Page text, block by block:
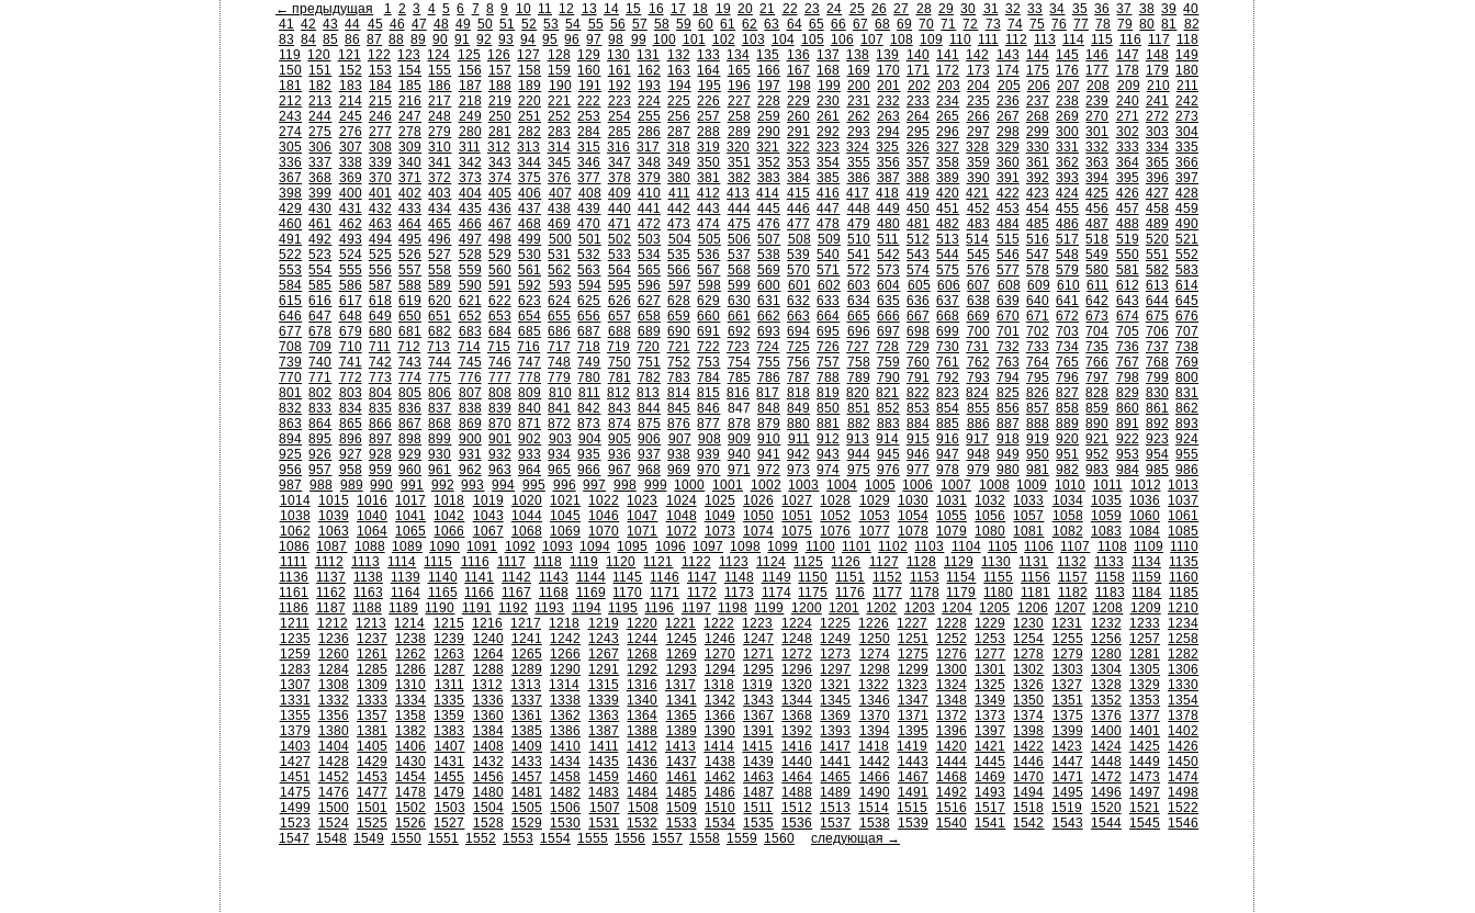
← предыдущая 1 2 3 4 5 6 7 8 9 10 11 12 13 14 15 16 17 18 19 20 21 22 23 24 25 26 27 28 29 30 31 32 33 34 35 36 37 38 39 40
41 42 43 44 45 46 47 48 49 50 51 52 53 54 55 56 57 58 59 60 61 62 63 64 65 66 67 68 69 70 71 72 73 74 75 76 77 78 79 80 81 82
83 84 85 86 87 88 89 90 91 92 93 94 95 96 97 98 99 100 101 102 103 104 105 106 107 108 109 110 111 112 113 114 115 116 117 118
119 120 121 122 123 124 125 126 127 128 129 130 131 132 133 134 135 136 137 138 139 140 141 142 143 144 145 146 147 148 149
150 151 152 153 154 155 156 157 158 159 160 161 162 163 164 165 166 167 168 169 170 171 172 173 174 175 176 177 178 179 180
181 182 183 184 185 186 187 188 189 190 191 192 193 194 195 196 197 198 199 200 201 202 203 204 205 206 207 208 209 210 211
212 213 214 215 216 217 218 219 220 221 222 223 224 225 226 227 228 229 230 231 232 233 234 235 236 237 238 239 240 241 242
243 244 245 246 247 248 249 250 251 252 253 254 255 256 257 258 259 260 261 262 263 264 265 266 267 268 269 270 271 272 273
274 275 276 277 278 279 280 281 282 283 284 285 286 287 288 289 290 291 292 293 294 295 296 297 298 299 300 301 302 303 304
305 306 307 308 309 310 311 312 313 314 315 316 317 318 319 320 321 322 323 324 325 326 327 328 329 330 331 332 333 334 335
336 337 338 339 340 341 342 343 344 345 346 347 348 349 350 351 352 353 354 355 356 357 358 359 360 361 362 363 364 365 366
367 368 369 370 371 372 373 374 375 376 377 378 379 380 381 382 383 384 385 386 387 388 389 390 391 392 393 394 395 396 397
398 399 400 401 402 403 404 405 406 407 408 409 410 411 412 413 414 415 416 417 418 419 420 421 422 423 424 425 426 427 428
429 430 431 432 433 434 435 436 437 438 439 440 441 442 443 444 445 446 447 448 449 450 451 452 453 454 455 456 457 458 459
460 461 462 463 464 465 466 467 468 469 470 471 472 473 474 475 476 477 478 479 480 481 482 483 484 485 486 487 488 489 490
491 492 493 494 495 496 497 498 499 500 501 502 503 504 505 506 507 508 509 510 511 512 513 514 515 516 517 518 519 520 521
522 523 524 525 526 527 528 529 530 531 532 533 534 535 536 537 538 539 540 541 542 543 544 545 546 547 548 549 550 551 552
553 554 555 556 557 558 559 560 561 562 563 564 565 566 567 568 569 570 571 572 573 574 575 576 577 578 579 580 581 582 583
584 585 586 587 588 589 590 591 592 593 594 595 596 597 598 599 600 601 602 603 604 605 606 607 608 609 610 611 612 613 614
615 616 617 618 619 620 621 622 623 624 625 626 627 628 629 630 631 632 633 634 635 636 637 638 639 640 641 642 643 644 645
646 647 648 649 650 651 652 653 654 655 656 657 658 659 660 661 662 663 664 665 666 667 668 669 670 671 672 673 674 675 676
677 678 679 680 681 682 683 684 685 686 687 688 689 690 691 692 693 694 695 696 697 698 699 700 701 702 703 704 705 706 707
708 709 710 711 712 713 714 715 716 717 718 719 720 721 722 723 724 725 726 727 728 729 730 731 732 733 734 735 736 737 738
739 740 741 742 743 744 745 746 747 748 749 750 751 752 753 754 755 756 757 758 759 760 761 762 763 764 765 766 767 768 769
770 771 772 773 774 775 776 777 778 779 780 781 782 783 784 785 786 787 788 789 790 791 792 793 794 795 796 797 798 799 800
801 802 803 804 805 806 807 808 809 810 811 812 813 814 815 816 817 818 819 820 821 822 823 824 825 826 827 828 829 830 831
832 833 834 835 836 837 838 839 840 841 842 843 844 845 846 847 848 849 850 851 852 853 854 855 856 857 858 859 860 861 862
863 864 865 866 867 868 869 870 871 872 873 874 875 876 877 878 879 880 881 882 883 884 885 886 887 888 889 890 891 892 893
894 895 896 897 898 899 900 901 902 903 904 905 906 907 908 909 910 911 912 913 914 915 916 917 918 919 920 921 922 923 924
925 926 927 928 929 930 931 932 933 934 935 936 937 938 939 940 941 942 943 944 945 946 947 948 949 950 951 952 953 954 955
956 957 958 959 960 961 962 963 964 965 966 967 968 969 970 971 972 973 974 975 976 977 978 979 980 981 982 983 984 985 986
987 988 989 990 991 992 993 994 995 996 997 998 999 1000 1001 1002 1003 1004 1005 1006 1007 1008 1009 1010 1011 1012 1013
1014 1015 1016 1017 1018 1019 1020 1021 1022 1023 1024 1025 1026 1027 1028 1029 1030 1031 1032 1033 1034 1035 1036
1037
1038 1039 1040 1041 1042 1043 1044 1045 1046 1047 1048 1049 1050 1051 1052 1053 1054 1055 1056 1057 1058 1059 1060 1061
1062
1063 1064 1065 1066 1067 1068 1069 1070 1071 1072 1073 1074 1075 1076 1077 1078 1079 1080 1081 1082 1083 1084 1085
1086 1087 1088 1089 1090 1091 1092 1093 1094 1095 1096 1097 1098 1099 1100 1101 1102 1103 1104 1105 1106 1107 1108 1109 1110
1111
1112 1113 1114 1115 1116 1117 1118 1119 1120 1121 1122 1123 1124 1125 1126 1127 1128 1129 1130 1131 1132 1133 1134 1135
1136
1137 1138 1139 1140 1141 1142 1143 1144 1145 1146 1147 1148 1149 1150 1151 1152 1153 1154 1155 1156 1157 1158 1159 1160
1161
1162 1163 1164 1165 1166 1167 1168 1169 1170 1171 1172 1173 1174 1175 1176 1177 1178 1179 1180 1181 1182 1183 1184 1185
1186
1187 1188 1189 1190 1191 1192 1193 1194 1195 1196 1197 1198 1199 1200 1201 1202 1203 1204 1205 1206 1207 1208 1209 1210
1211
1212 1213 1214 1215 1216 1217 1218 1219 1220 1221 1222 1223 1224 1225 1226 1227 1228 1229 1230 1231 1232 1233 1234
1235 1236 1237 1238 1239 1240 1241 1242 1243 1244 1245 1246 1247 1248 1249 1250 1251 1252 1253 1254 1255 1256 1257
1258
1259 1260 1261 1262 1263 1264 1265 1266 1267 1268 1269 1270 1271 1272 1273 1274 1275 1276 1277 1278 1279 1280 1281
1282
1283 1284 1285 1286 1287 1288 1289 1290 1291 1292 1293 1294 1295 1296 1297 1298 1299 1300 1301 1302 1303 1304 1305 1306
1307
1308 1309 1310 1311 1312 1313 1314 1315 1316 1317 1318 1319 1320 1321 1322 1323 1324 1325 1326 1327 1328 1329 1330
1331
1332 1333 1334 1335 1336 1337 1338 1339 1340 1341 1342 1343 1344 1345 1346 1347 1348 1349 1350 1351 1352 1353 1354
1355 1356 1357 1358 1359 1360 1361 1362 1363 1364 1365 1366 1367 1368 1369 1370 1371 1372 1373 1374 1375 1376 1377
1378
1379 1380 1381 1382 1383 1384 1385 1386 1387 1388 1389 1390 1391 1392 1393 1394 1395 1396 1397 1398 1399 1400 1401
1402
1403 1404 1405 1406 1407 1408 1409 1410 1411 1412 1413 1414 1415 1416 1417 1418 1419 1420 1421 1422 1423 1424 1425 1426
1427
1428 1429 1430 1431 1432 1433 1434 1435 1436 1437 1438 1439 1440 1441 1442 1443 1444 1445 1446 1447 1448 1449 1450
1451
1452 1453 1454 1455 1456 1457 1458 1459 1460 1461 1462 1463 1464 1465 1466 1467 1468 1469 1470 1471 1472 1473 1474
1475 1476 1477 1478 1479 1480 1481 1482 1483 1484 1485 1486 1487 1488 1489 1490 1491 1492 1493 1494 1495 1496 1497
1498
1499 1500 1501 1502 1503 1504 1505 1506 1507 1508 1509 1510 1511 1512 1513 1514 1515 1516 1517 1518 1519 1520 1521
1522
1523 1524 1525 1526 1527 1528 1529 1530 1531 1532 1533 1534 1535 1536 1537 1538 1539 1540 1541 1542 1543 1544 1545 1546
1547 1548 1549 1550 1551 1552 1553 1554 1555 1556 1557 1558 1559 1560 следующая →